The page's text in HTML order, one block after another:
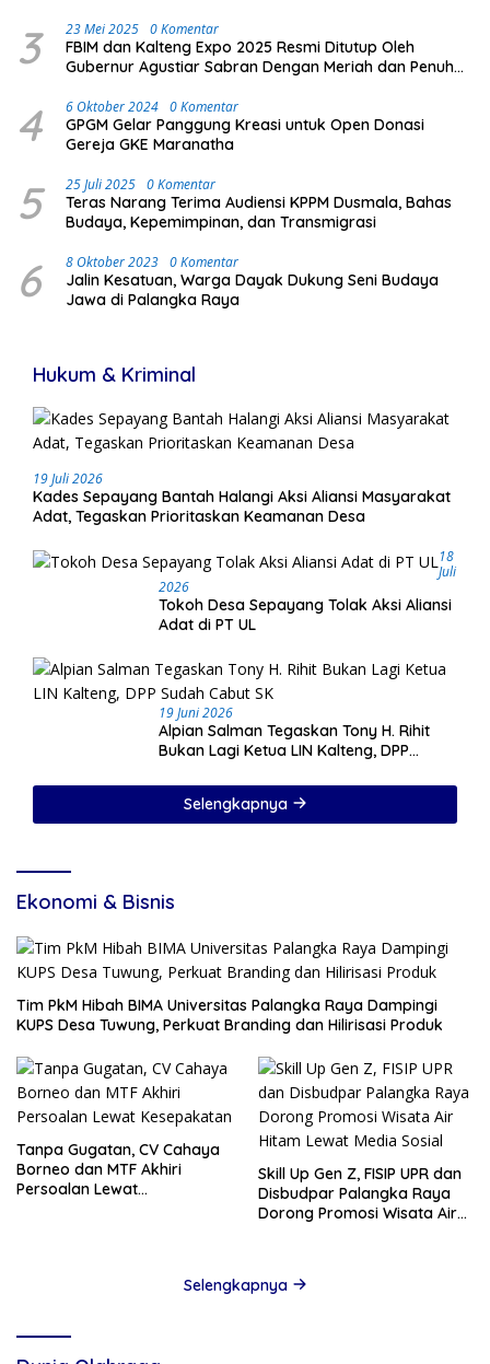
3 23 Mei 2025 0 Komentar
FBIM dan Kalteng Expo 2025 Resmi Ditutup Oleh
Gubernur Agustiar Sabran Dengan Meriah dan Penuh
4 6 Oktober 2024 0 Komentar
GPGM Gelar Panggung Kreasi untuk Open Donasi
Gereja GKE Maranatha
5 25 Juli 2025 0 Komentar
Teras Narang Terima Audiensi KPPM Dusmala, Bahas
Budaya, Kepemimpinan, dan Transmigrasi
6 8 Oktober 2023 0 Komentar
Jalin Kesatuan, Warga Dayak Dukung Seni Budaya
Jawa di Palangka Raya
Hukum & Kriminal
19 Juli 2026
Kades Sepayang Bantah Halangi Aksi Aliansi Masyarakat
Adat, Tegaskan Prioritaskan Keamanan Desa
18
Juli
2026
Tokoh Desa Sepayang Tolak Aksi Aliansi
Adat di PT UL
19 Juni 2026
Alpian Salman Tegaskan Tony H. Rihit
Bukan Lagi Ketua LIN Kalteng, DPP
Selengkapnya
Ekonomi & Bisnis
Tim PkM Hibah BIMA Universitas Palangka Raya Dampingi
KUPS Desa Tuwung, Perkuat Branding dan Hilirisasi Produk
Tanpa Gugatan, CV Cahaya
Borneo dan MTF Akhiri
Persoalan Lewat
Skill Up Gen Z, FISIP UPR dan
Disbudpar Palangka Raya
Dorong Promosi Wisata Air
Selengkapnya